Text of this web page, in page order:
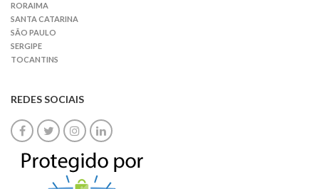
RORAIMA
SANTA CATARINA
SÃO PAULO
SERGIPE
TOCANTINS
REDES SOCIAIS